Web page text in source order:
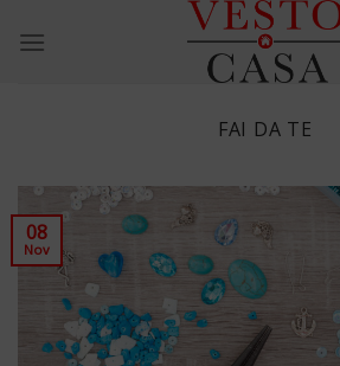
FAI DA TE
08
Nov